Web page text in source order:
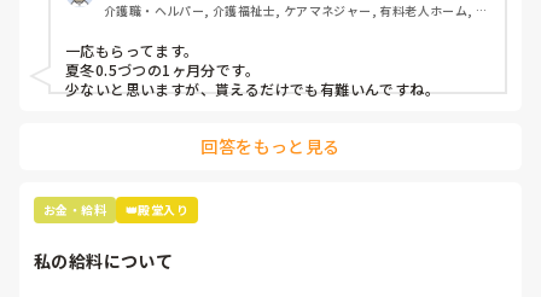
介護職・ヘルパー, 介護福祉士, ケアマネジャー, 有料老人ホーム, 小
一応もらってます。
夏冬0.5づつの1ヶ月分です。
少ないと思いますが、貰えるだけでも有難いんですね。
回答をもっと見る
お金・給料 👑殿堂入り
私の給料について